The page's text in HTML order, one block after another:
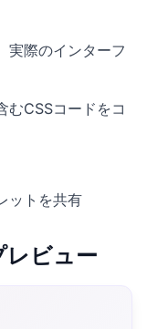
実際のインターフ
むCSSコードをコ
ットを共有
レビュー